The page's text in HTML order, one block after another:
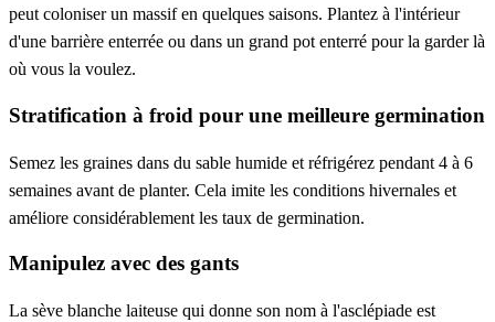
peut coloniser un massif en quelques saisons. Plantez à l'intérieur
d'une barrière enterrée ou dans un grand pot enterré pour la garder là
où vous la voulez.
Stratification à froid pour une meilleure germination
Semez les graines dans du sable humide et réfrigérez pendant 4 à 6
semaines avant de planter. Cela imite les conditions hivernales et
améliore considérablement les taux de germination.
Manipulez avec des gants
La sève blanche laiteuse qui donne son nom à l'asclépiade est